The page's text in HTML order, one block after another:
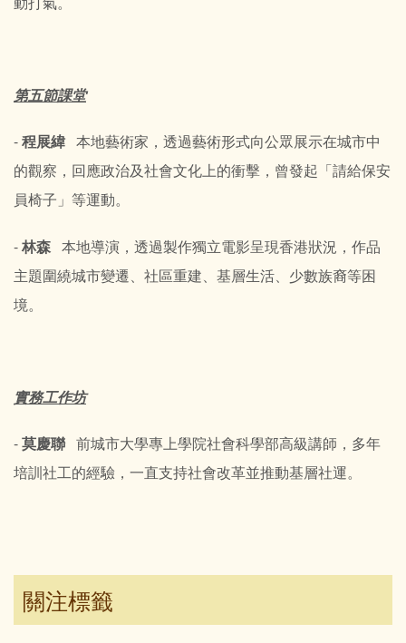
第五節課堂
-程展緯 本地藝術家，透過藝術形式向公眾展示在城市中
的觀察，回應政治及社會文化上的衝擊，曾發起「請給保安
員椅子」等運動。
-林森 本地導演，透過製作獨立電影呈現香港狀況，作品
主題圍繞城市變遷、社區重建、基層生活、少數族裔等困
境。
實務工作坊
-莫慶聯 前城市大學專上學院社會科學部高級講師，多年
培訓社工的經驗，一直支持社會改革並推動基層社運。
關注標籤